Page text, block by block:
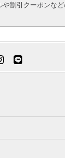
割引クーポンな